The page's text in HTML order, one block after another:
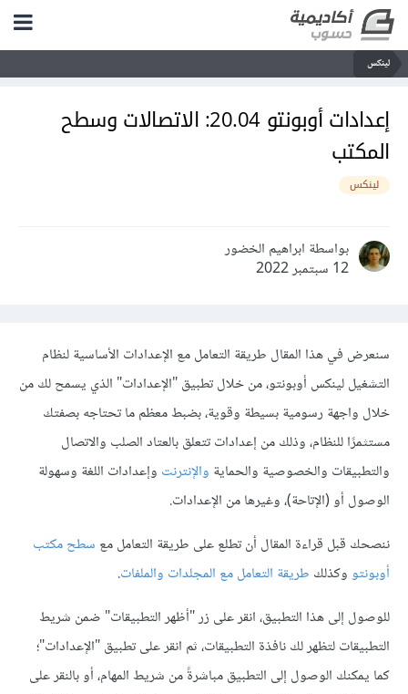
لينكس
إعدادات أوبونتو 20.04: الاتصالات وسطح
المكتب
لينكس
بواسطة ابراهيم الخضور
12 سبتمبر 2022
سنعرض في هذا المقال طريقة التعامل مع اﻹعدادات اﻷساسية لنظام
التشغيل لينكس أوبونتو، من خلال تطبيق "اﻹعدادات" الذي يسمح لك من
خلال واجهة رسومية بسيطة وقوية، بضبط معظم ما تحتاجه بصفتك
مستثمرًا للنظام، وذلك من إعدادات تتعلق بالعتاد الصلب والاتصال
والتطبيقات والخصوصية والحماية واﻹنترنت وإعدادات اللغة وسهولة
الوصول أو (اﻹتاحة)، وغيرها من اﻹعدادات.
ننصحك قبل قراءة المقال أن تطلع على طريقة التعامل مع سطح مكتب
أوبونتووكذلك طريقة التعامل مع المجلدات والملفات.
للوصول إلى هذا التطبيق، انقر على زر "أظهر التطبيقات" ضمن شريط
التطبيقات لتظهر لك نافذة التطبيقات، ثم انقر على تطبيق "اﻹعدادات"؛
كما يمكنك الوصول إلى التطبيق مباشرةً من شريط المهام، أو بالنقر على